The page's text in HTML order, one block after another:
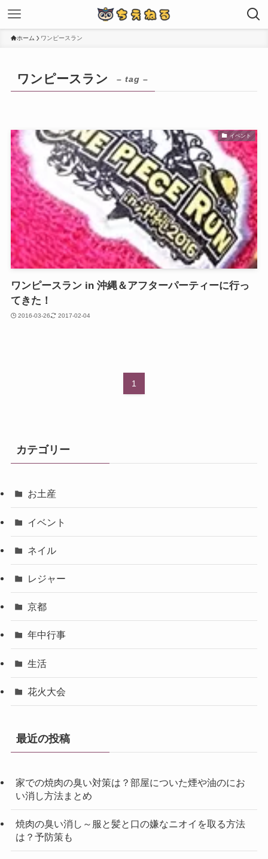
ホーム ワンピースラン
ワンピースラン – tag –
イベント
ワンピースラン in 沖縄＆アフターパーティーに行っ
てきた！
2016-03-26 2017-02-04
1
カテゴリー
お土産
イベント
ネイル
レジャー
京都
年中行事
生活
花火大会
最近の投稿
家での焼肉の臭い対策は？部屋についた煙や油のにお
い消し方法まとめ
焼肉の臭い消し～服と髪と口の嫌なニオイを取る方法
は？予防策も